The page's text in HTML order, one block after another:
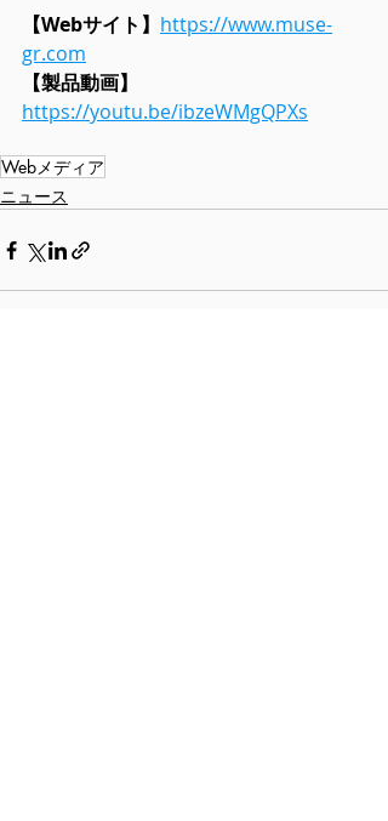
【Webサイト】 https://www.muse-
gr.com
【製品動画】
https://youtu.be/ibzeWMgQPXs
Webメディア
ニュース